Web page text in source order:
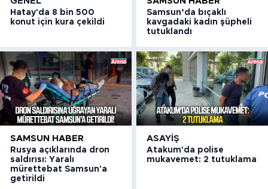
Hatay'da 8 bin 500
konut için kura çekildi
Samsun’da bıçaklı
kavgadaki kadın şüpheli
tutuklandı
SAMSUN HABER
Rusya açıklarında dron
saldırısı: Yaralı
mürettebat Samsun'a
getirildi
ASAYIŞ
Atakum'da polise
mukavemet: 2 tutuklama